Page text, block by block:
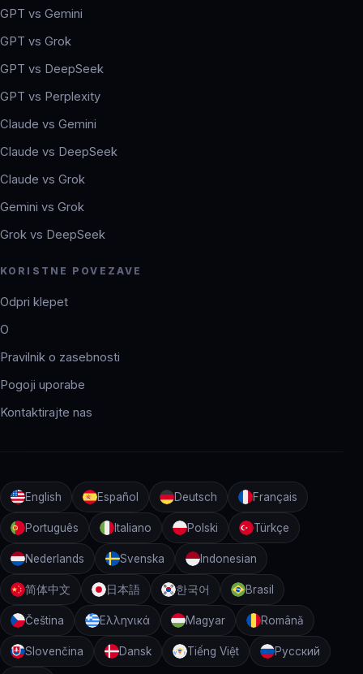
GPT vs Gemini
GPT vs Grok
GPT vs DeepSeek
GPT vs Perplexity
Claude vs Gemini
Claude vs DeepSeek
Claude vs Grok
Gemini vs Grok
Grok vs DeepSeek
KORISTNE POVEZAVE
Odpri klepet
O
Pravilnik o zasebnosti
Pogoji uporabe
Kontaktirajte nas
English Español Deutsch Français
Português Italiano Polski Türkçe
Nederlands Svenska Indonesian
简体中文 日本語 한국어 Brasil
Čeština Ελληνικά Magyar Română
Slovenčina Dansk Tiếng Việt Русский